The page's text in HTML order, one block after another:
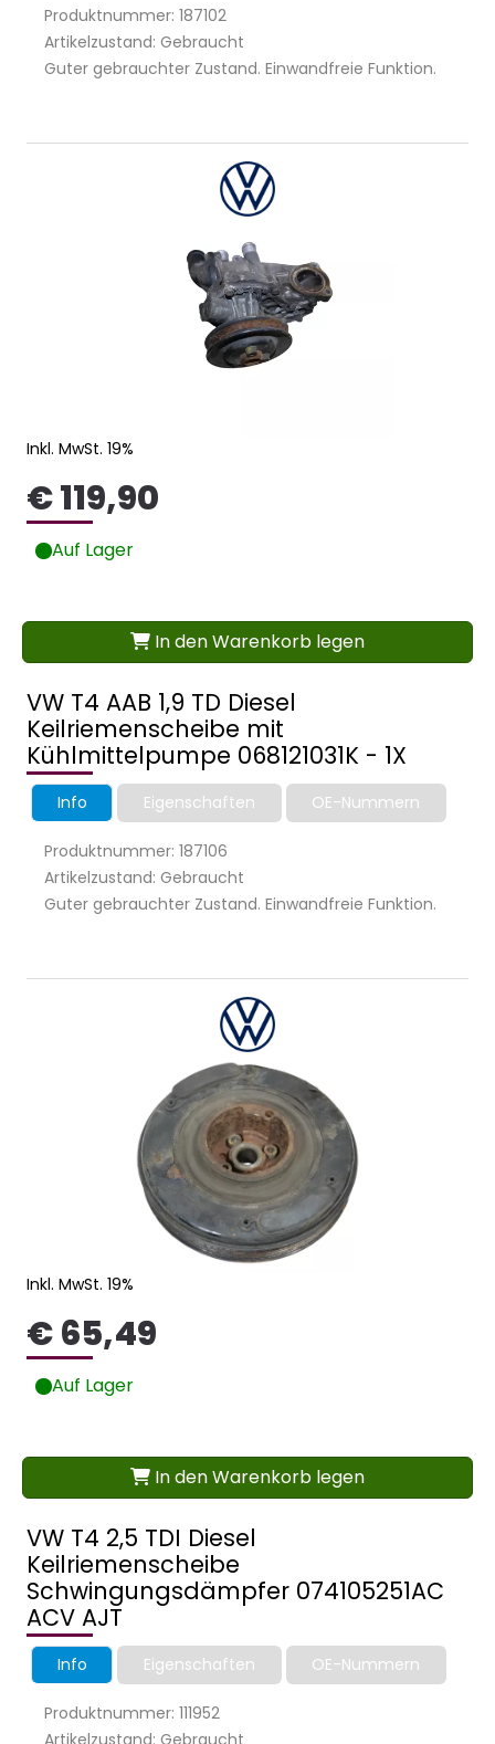
Produktnummer: 187102
Artikelzustand: Gebraucht
Guter gebrauchter Zustand. Einwandfreie Funktion.
VW T4 AAB 1,9 TD Diesel
Keilriemenscheibe mit
Kühlmittelpumpe 068121031K - 1X
Info Eigenschaften OE-Nummern
Produktnummer: 187106
Artikelzustand: Gebraucht
Guter gebrauchter Zustand. Einwandfreie Funktion.
Inkl. MwSt. 19%
€ 119,90
Auf Lager
In den Warenkorb legen
VW T4 2,5 TDI Diesel
Keilriemenscheibe
Schwingungsdämpfer 074105251AC
ACV AJT
Info Eigenschaften OE-Nummern
Produktnummer: 111952
Inkl. MwSt. 19%
€ 65,49
Auf Lager
In den Warenkorb legen